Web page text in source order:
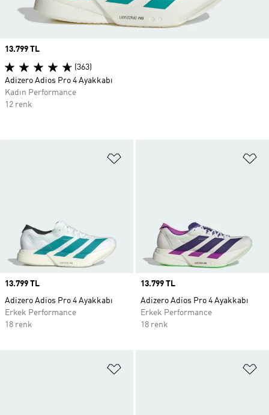
Price
13.799 TL
Adizero Adios Pro 4 Ayakkabı
Erkek Performance
18 renk
Price
13.799 TL
Adizero Adios Pro 4 Ayakkabı
Erkek Performance
18 renk
Price
13.799 TL
(363)
Adizero Adios Pro 4 Ayakkabı
Kadın Performance
12 renk